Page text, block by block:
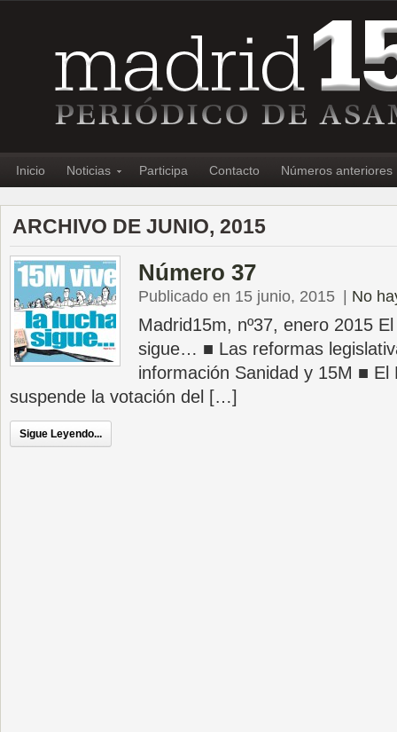
Inicio Noticias Participa Contacto Números anteriores
ARCHIVO DE JUNIO, 2015
Número 37
Publicado en 15 junio, 2015 No
Madrid15m, nº37, enero 2015
sigue… ■ Las reformas
información Sanidad y 15M ■ El
suspende la votación del […]
Sigue Leyendo...